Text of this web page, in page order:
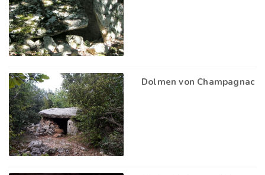
Dolmen von Champagnac